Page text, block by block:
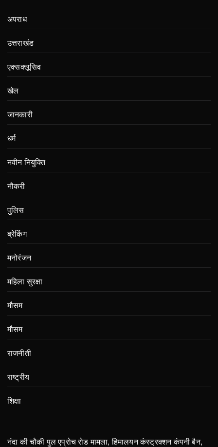
अपराध
उत्तराखंड
एक्सक्लूसिव
खेल
जानकारी
धर्म
नवीन नियुक्ति
नौकरी
पुलिस
ब्रेकिंग
मनोरंजन
महिला सुरक्षा
मौसम
मौसम
राजनीती
राष्ट्रीय
शिक्षा
नंदा की चौकी पुल एप्रोच रोड मामला, हिमालयन कंस्ट्रक्शन कंपनी बैन,